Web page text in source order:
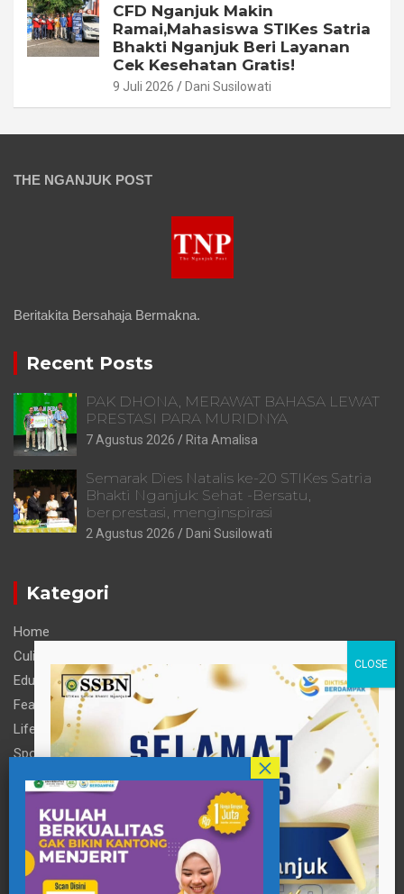
CFD Nganjuk Makin
Ramai,Mahasiswa STIKes Satria
Bhakti Nganjuk Beri Layanan
Cek Kesehatan Gratis!
9 Juli 2026 Dani Susilowati
THE NGANJUK POST
Beritakita Bersahaja Bermakna.
Recent Posts
PAK DHONA, MERAWAT BAHASA LEWAT
PRESTASI PARA MURIDNYA
7 Agustus 2026 Rita Amalisa
Semarak Dies Natalis ke-20 STIKes Satria
Bhakti Nganjuk: Sehat -Bersatu,
berprestasi, menginspirasi
2 Agustus 2026 Dani Susilowati
Kategori
Home
Culinary
Education
Feature
Life Style
Sports
Technology
Informasi